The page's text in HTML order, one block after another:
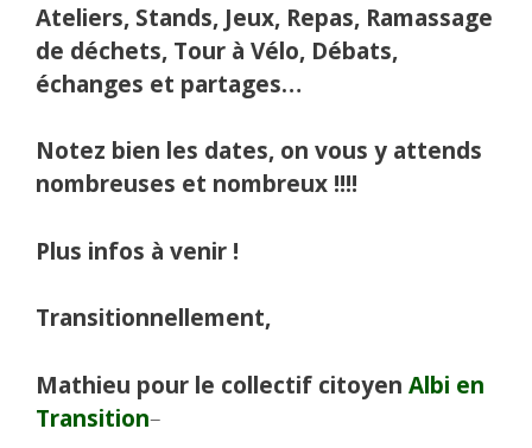
Ateliers, Stands, Jeux, Repas, Ramassage
de déchets, Tour à Vélo, Débats,
échanges et partages…
Notez bien les dates, on vous y attends
nombreuses et nombreux !!!!
Plus infos à venir !
Transitionnellement,
Mathieu pour le collectif citoyen Albi en
Transition–